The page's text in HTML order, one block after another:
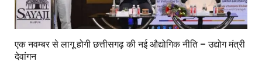
एक नवम्बर से लागू होगी छत्तीसगढ़ की नई औद्योगिक नीति – उद्योग मंत्री
देवांगन